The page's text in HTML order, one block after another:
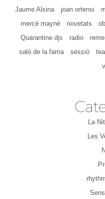
Jaume Alsina
joan ortensi
mercè mayné
novetats
Quarantine djs
radio
saló de la fama
sessió
La
Les